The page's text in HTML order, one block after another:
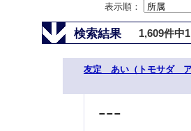
表示順：
検索結果 1,609件中
友定 あい（トモサダ ア
---